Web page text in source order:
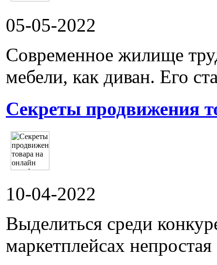
05-05-2022
Современное жилище
мебели, как диван. Его
Секреты продвижения
10-04-2022
Выделиться среди
маркетплейсах